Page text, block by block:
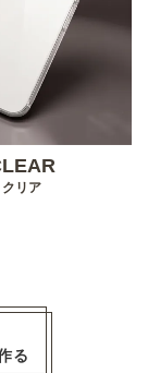
クリア
る